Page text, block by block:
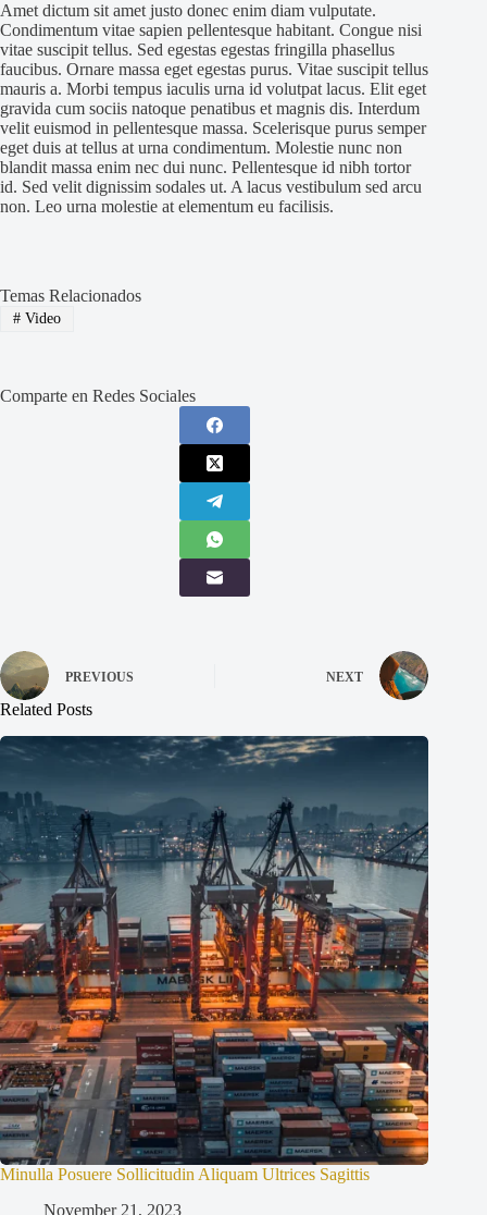
Amet dictum sit amet justo donec enim diam vulputate.
Condimentum vitae sapien pellentesque habitant. Congue nisi
vitae suscipit tellus. Sed egestas egestas fringilla phasellus
faucibus. Ornare massa eget egestas purus. Vitae suscipit tellus
mauris a. Morbi tempus iaculis urna id volutpat lacus. Elit eget
gravida cum sociis natoque penatibus et magnis dis. Interdum
velit euismod in pellentesque massa. Scelerisque purus semper
eget duis at tellus at urna condimentum. Molestie nunc non
blandit massa enim nec dui nunc. Pellentesque id nibh tortor
id. Sed velit dignissim sodales ut. A lacus vestibulum sed arcu
non. Leo urna molestie at elementum eu facilisis.
Temas Relacionados
#Video
Comparte en Redes Sociales
PREVIOUS NEXT
Related Posts
Minulla Posuere Sollicitudin Aliquam Ultrices Sagittis
November 21, 2023